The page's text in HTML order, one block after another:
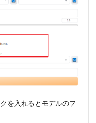
を入れるとモデルのフ